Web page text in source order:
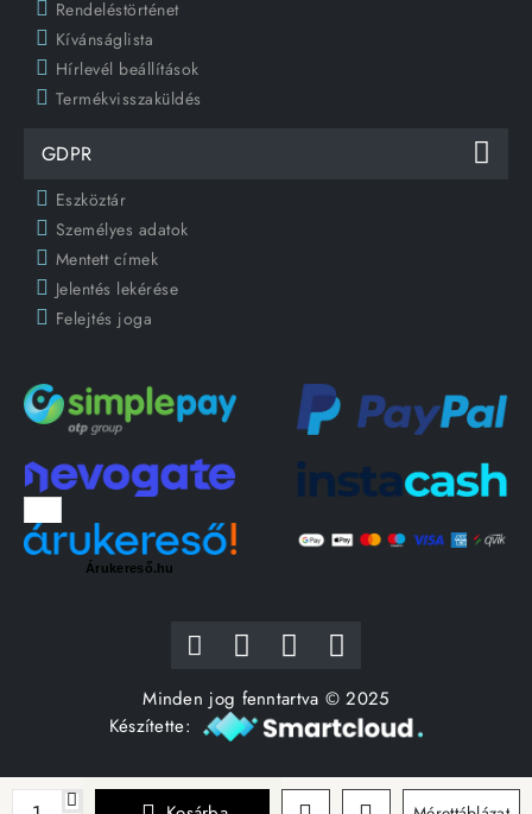
Rendeléstörténet
Kívánságlista
Hírlevél beállítások
Termékvisszaküldés
GDPR
Eszköztár
Személyes adatok
Mentett címek
Jelentés lekérése
Felejtés joga
Árukereső.hu
Minden jog fenntartva © 2025
Készítette: